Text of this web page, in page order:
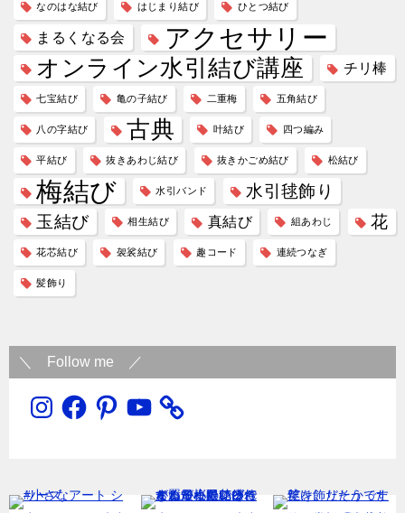
シ
ョ
ン
なのはな結び はじまり結び ひとつ結び
まるくなる会 アクセサリー
オンライン水引結び講座 チリ棒
七宝結び 亀の子結び 二重梅 五角結び
八の字結び 古典 叶結び 四つ編み
平結び 抜きあわじ結び 抜きかごめ結び 松結び
梅結び 水引バンド
水引毬飾り
玉結び
相生結び 真結び 組あわじ 花
花芯結び 袈裟結び 趣コード 連続つなぎ
髪飾り
＼ Follow me ／
InstagramFacebookPinterestYouTube